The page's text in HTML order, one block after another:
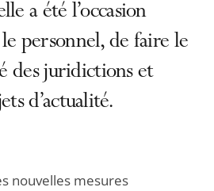
a été l’occasion
le personnel, de faire le
des juridictions et
d’actualité.
nouvelles mesures